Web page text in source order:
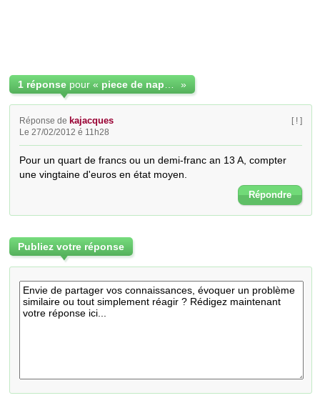
1 réponse pour « »
Réponse de kajacques
Le 27/02/2012 é 11h28
[ ! ]
Pour un quart de francs ou un demi-franc an 13 A, compter
une vingtaine d'euros en état moyen.
Répondre
Publiez votre réponse